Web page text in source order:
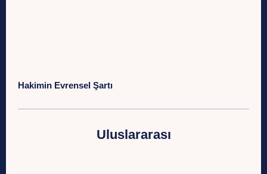
Hakimin Evrensel Şartı
Uluslararası